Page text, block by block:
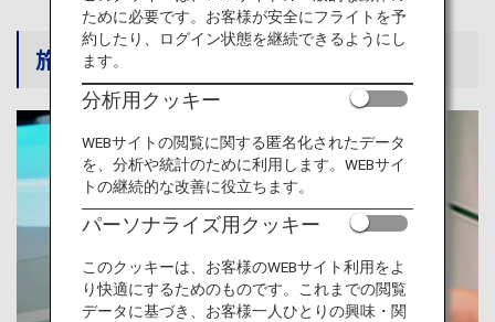
ANA サービス
旅の便利情報
ために必要です。お客様が安全にフライトを予
約したり、ログイン状態を継続できるようにし
ます。
分析用クッキー
WEBサイトの閲覧に関する匿名化されたデータ
を、分析や統計のために利用します。WEBサイ
トの継続的な改善に役立ちます。
パーソナライズ用クッキー
このクッキーは、お客様のWEBサイト利用をよ
り快適にするためのものです。これまでの閲覧
データに基づき、お客様一人ひとりの興味・関